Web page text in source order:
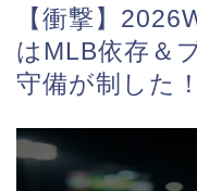
【衝撃】
はMLB依存＆
守備が制した！